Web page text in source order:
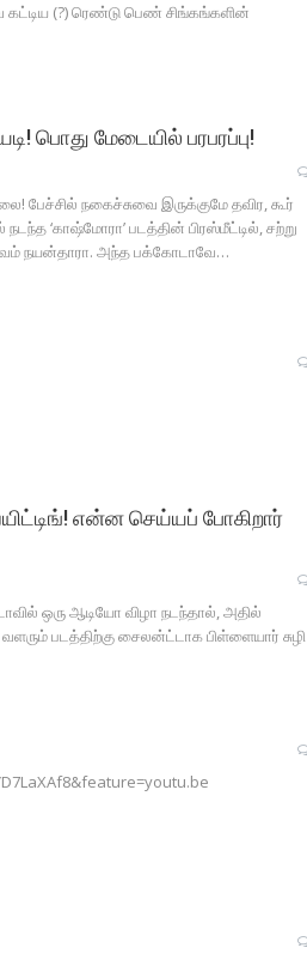
(?) ரெண்டு பெண் சிங்கங்களின்
பொது மேடையில் பரபரப்பு!
நகைச்சுவை இருக்குமே தவிர, கூர்
‘காஷ்மோரா’ படத்தின் பிரஸ்மீட்டில், சற்று
நயன்தாரா. அந்த பக்கோடாவே…
என்ன செய்யப் போகிறார்
ஒரு ஆடியோ விழா நடந்தால், அதில்
படத்திற்கு சைலன்ட்டாக பிள்ளையார் சுழி